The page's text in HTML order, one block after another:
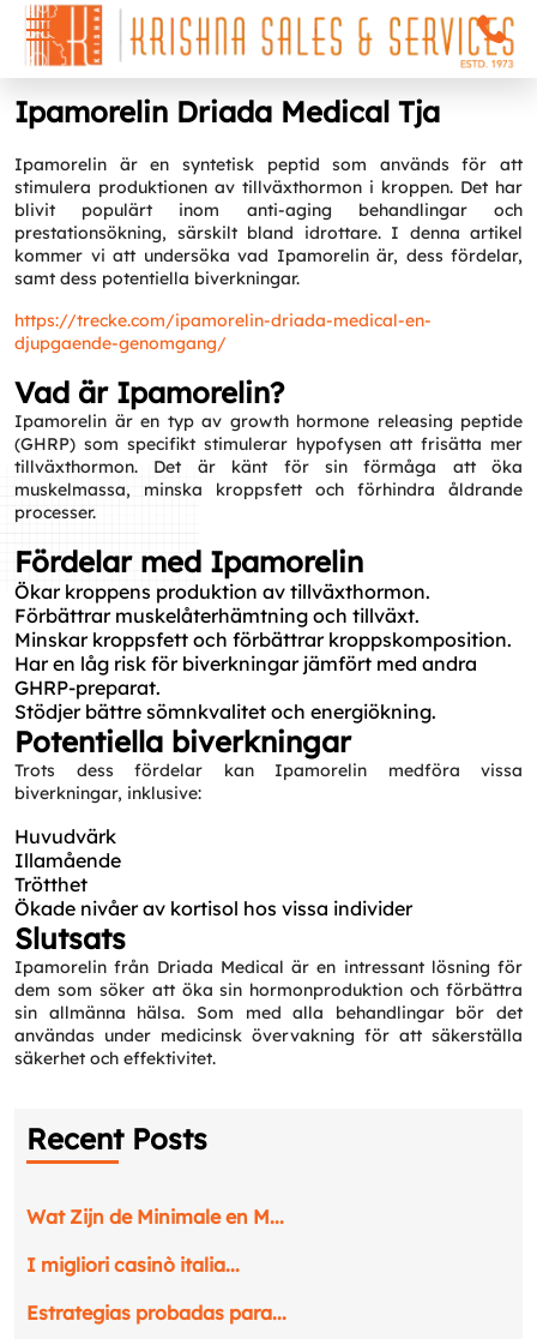
Ipamorelin Driada Medical Tja
Ipamorelin är en syntetisk peptid som används för att
stimulera produktionen av tillväxthormon i kroppen. Det har
blivit populärt inom anti-aging behandlingar och
prestationsökning, särskilt bland idrottare. I denna artikel
kommer vi att undersöka vad Ipamorelin är, dess fördelar,
samt dess potentiella biverkningar.
https://trecke.com/ipamorelin-driada-medical-en-
djupgaende-genomgang/
Vad är Ipamorelin?
Ipamorelin är en typ av growth hormone releasing peptide
(GHRP) som specifikt stimulerar hypofysen att frisätta mer
tillväxthormon. Det är känt för sin förmåga att öka
muskelmassa, minska kroppsfett och förhindra åldrande
processer.
Fördelar med Ipamorelin
Ökar kroppens produktion av tillväxthormon.
Förbättrar muskelåterhämtning och tillväxt.
Minskar kroppsfett och förbättrar kroppskomposition.
Har en låg risk för biverkningar jämfört med andra
GHRP-preparat.
Stödjer bättre sömnkvalitet och energiökning.
Potentiella biverkningar
Trots dess fördelar kan Ipamorelin medföra vissa
biverkningar, inklusive:
Huvudvärk
Illamående
Trötthet
Ökade nivåer av kortisol hos vissa individer
Slutsats
Ipamorelin från Driada Medical är en intressant lösning för
dem som söker att öka sin hormonproduktion och förbättra
sin allmänna hälsa. Som med alla behandlingar bör det
användas under medicinsk övervakning för att säkerställa
säkerhet och effektivitet.
Recent Posts
Wat Zijn de Minimale en M...
I migliori casinò italia...
Estrategias probadas para...